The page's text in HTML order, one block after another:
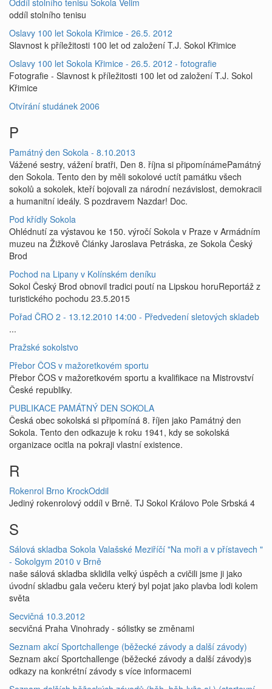
Oddíl stolního tenisu Sokola Velim
oddíl stolního tenisu
Oslavy 100 let Sokola Křimice - 26.5. 2012
Slavnost k příležitosti 100 let od založení T.J. Sokol Křimice
Oslavy 100 let Sokola Křimice - 26.5. 2012 - fotografie
Fotografie - Slavnost k příležitosti 100 let od založení T.J. Sokol
Křimice
Otvírání studánek 2006
P
Památný den Sokola - 8.10.2013
Vážené sestry, vážení bratři, Den 8. října si připomínámePamátný
den Sokola. Tento den by měli sokolové uctít památku všech
sokolů a sokolek, kteří bojovali za národní nezávislost, demokracii
a humanitní ideály. S pozdravem Nazdar! Doc.
Pod křídly Sokola
Ohlédnutí za výstavou ke 150. výročí Sokola v Praze v Armádním
muzeu na Žižkově Články Jaroslava Petráska, ze Sokola Český
Brod
Pochod na Lipany v Kolínském deníku
Sokol Český Brod obnovil tradici poutí na Lipskou horuReportáž z
turistického pochodu 23.5.2015
Pořad ČRO 2 - 13.12.2010 14:00 - Předvedení sletových skladeb
...
Pražské sokolstvo
Přebor ČOS v mažoretkovém sportu
Přebor ČOS v mažoretkovém sportu a kvalifikace na Mistrovství
České republiky.
PUBLIKACE PAMÁTNÝ DEN SOKOLA
Česká obec sokolská si připomíná 8. říjen jako Památný den
Sokola. Tento den odkazuje k roku 1941, kdy se sokolská
organizace ocitla na pokraji vlastní existence.
R
Rokenrol Brno KrockOddil
Jediný rokenrolový oddíl v Brně. TJ Sokol Královo Pole Srbská 4
S
Sálová skladba Sokola Valašské Meziříčí "Na moři a v přístavech "
- Sokolgym 2010 v Brně
naše sálová skladba sklidila velký úspěch a cvičili jsme ji jako
úvodní skladbu gala večeru který byl pojat jako plavba lodi kolem
světa
Secvičná 10.3.2012
secvičná Praha Vinohrady - sólistky se změnami
Seznam akcí Sportchallenge (běžecké závody a další závody)
Seznam akcí Sportchallenge (běžecké závody a další závody)s
odkazy na konkrétní závody s více informacemi